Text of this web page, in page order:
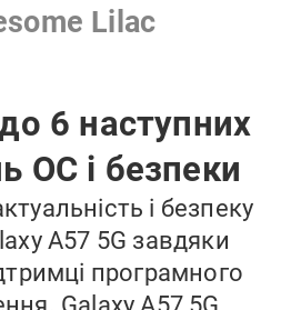
Lilac
6 наступних
ОС і безпеки
і безпеку
A57 5G завдяки
програмного